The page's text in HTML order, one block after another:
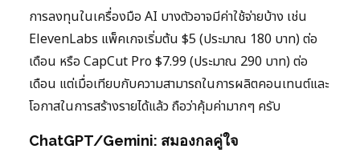
การลงทุนในเครื่องมือ AI บางตัวอาจมีค่าใช้จ่ายบ้าง เช่น
ElevenLabs แพ็คเกจเริ่มต้น $5 (ประมาณ 180 บาท) ต่อ
เดือน หรือ CapCut Pro $7.99 (ประมาณ 290 บาท) ต่อ
เดือน แต่เมื่อเทียบกับความสามารถในการผลิตคอนเทนต์และ
โอกาสในการสร้างรายได้แล้ว ถือว่าคุ้มค่ามากๆ ครับ
ChatGPT/Gemini: สมองกลคู่ใจ